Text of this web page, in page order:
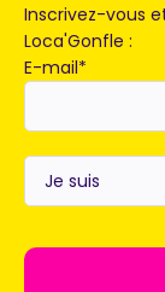
Inscrivez-vous
Loca'Gonfle :
E-mail*
Je
suis*